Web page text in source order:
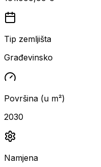
Tip zemljišta
Građevinsko
Površina (u m²)
2030
Namjena